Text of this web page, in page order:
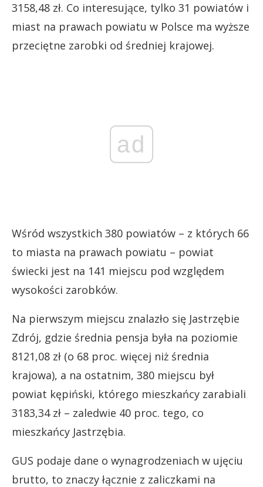
3158,48 zł. Co interesujące, tylko 31 powiatów i
miast na prawach powiatu w Polsce ma wyższe
przeciętne zarobki od średniej krajowej.
ad
Wśród wszystkich 380 powiatów – z których 66
to miasta na prawach powiatu – powiat
świecki jest na 141 miejscu pod względem
wysokości zarobków.
Na pierwszym miejscu znalazło się Jastrzębie
Zdrój, gdzie średnia pensja była na poziomie
8121,08 zł (o 68 proc. więcej niż średnia
krajowa), a na ostatnim, 380 miejscu był
powiat kępiński, którego mieszkańcy zarabiali
3183,34 zł – zaledwie 40 proc. tego, co
mieszkańcy Jastrzębia.
GUS podaje dane o wynagrodzeniach w ujęciu
brutto, to znaczy łącznie z zaliczkami na